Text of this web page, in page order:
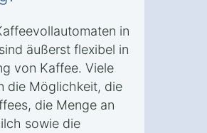
in
äußerst flexibel in
von Kaffee. Viele
die Möglichkeit, die
die Menge an
sowie die